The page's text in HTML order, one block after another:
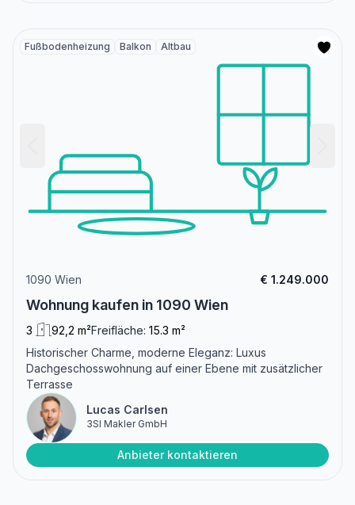
Fußbodenheizung Balkon Altbau
1090 Wien € 1.249.000
Wohnung kaufen in 1090 Wien
3 92,2 m²Freifläche: 15.3 m²
Historischer Charme, moderne Eleganz: Luxus
Dachgeschosswohnung auf einer Ebene mit zusätzlicher
Terrasse
Lucas Carlsen
3SI Makler GmbH
Anbieter kontaktieren